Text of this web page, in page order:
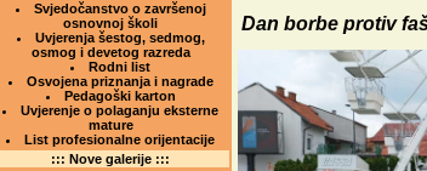
Svjedočanstvo o završenoj
osnovnoj školi
Uvjerenja šestog, sedmog,
osmog i devetog razreda
Rodni list
Osvojena priznanja i nagrade
Pedagoški karton
Uvjerenje o polaganju eksterne
mature
List profesionalne orijentacije
::: Nove galerije :::
Dan borbe protiv